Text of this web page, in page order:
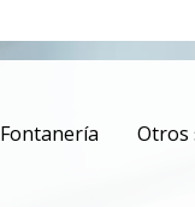
Fontanería Otros